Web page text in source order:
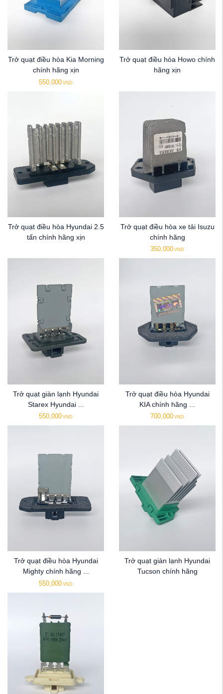
Trở quạt điều hòa Kia Morning
chính hãng xịn
550,000 VND
Trở quạt điều hòa Howo chính
hãng xịn
Trở quạt điều hòa Hyundai 2.5
tấn chính hãng xịn
Trở quạt điều hòa xe tải Isuzu
chính hãng
350,000 VND
Trở quạt giàn lạnh Hyundai
Starex Hyundai ...
550,000 VND
Trở quạt điều hòa Hyundai
KIA chính hãng ...
700,000 VND
Trở quạt điều hòa Hyundai
Mighty chính hãng ...
550,000 VND
Trở quạt giàn lạnh Hyundai
Tucson chính hãng